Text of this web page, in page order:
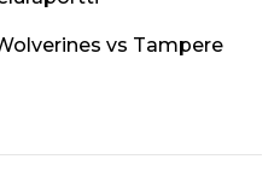
vs Tampere